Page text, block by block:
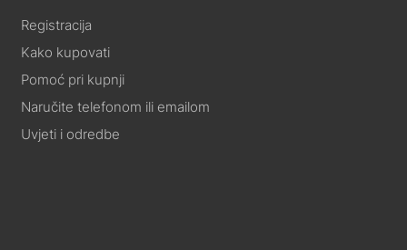
Registracija
Kako kupovati
Pomoć pri kupnji
Naručite telefonom ili emailom
Uvjeti i odredbe